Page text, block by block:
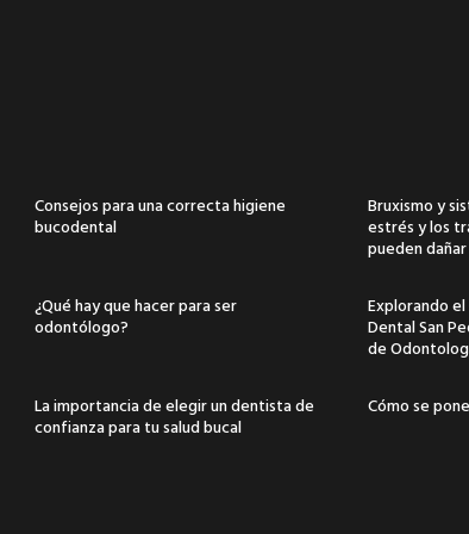
Consejos para una correcta higiene
bucodental
Bruxismo y
estrés y los
pueden
¿Qué hay que hacer para ser
odontólogo?
Explorando
Dental San
de
La importancia de elegir un dentista de
confianza para tu salud bucal
Cómo se